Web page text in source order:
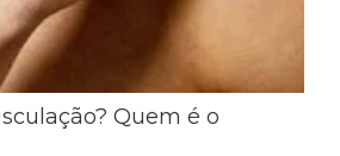
Quem é o